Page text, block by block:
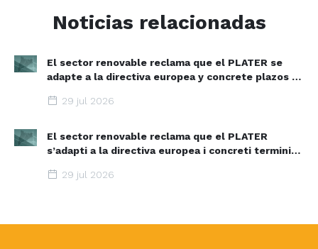
Noticias relacionadas
El sector renovable reclama que el PLATER se
adapte a la directiva europea y concrete plazos y
29 jul 2026
El sector renovable reclama que el PLATER
s’adapti a la directiva europea i concreti terminis i
29 jul 2026